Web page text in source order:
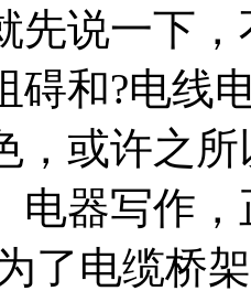
先说一下
碍和?电线
，或许之
电器写作
了电缆桥